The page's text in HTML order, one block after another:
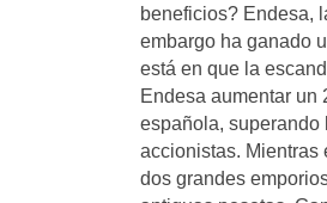
beneficios? Endesa,
embargo ha ganado
está en que la
Endesa aumentar un
española, superando
accionistas. Mientras
dos grandes